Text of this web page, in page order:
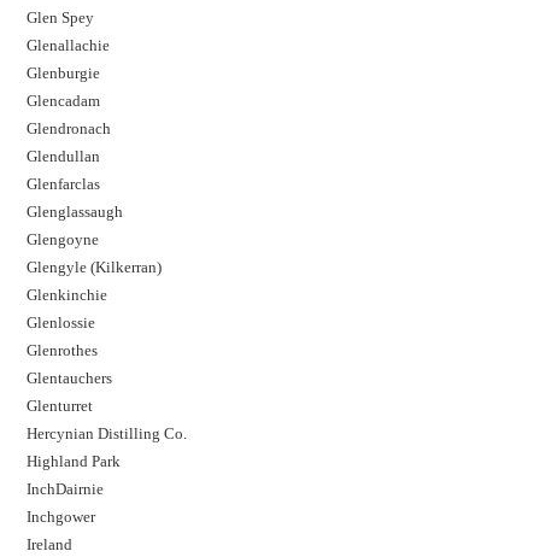
Glen Spey
Glenallachie
Glenburgie
Glencadam
Glendronach
Glendullan
Glenfarclas
Glenglassaugh
Glengoyne
Glengyle (Kilkerran)
Glenkinchie
Glenlossie
Glenrothes
Glentauchers
Glenturret
Hercynian Distilling Co.
Highland Park
InchDairnie
Inchgower
Ireland